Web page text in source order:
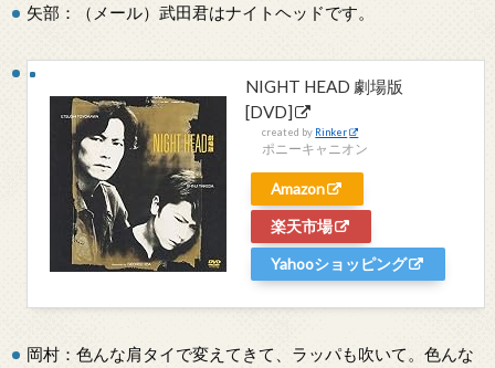
矢部：（メール）武田君はナイトヘッドです。
NIGHT HEAD 劇場版
[DVD]
created by Rinker
ポニーキャニオン
Amazon
楽天市場
Yahooショッピング
岡村：色んな肩タイで変えてきて、ラッパも吹いて。色んな